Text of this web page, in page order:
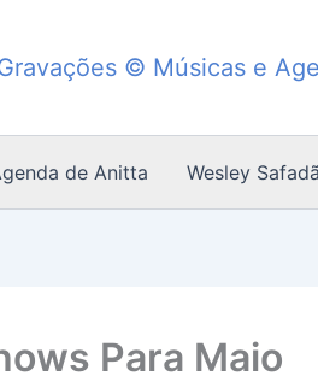
© Músicas e
de Anitta Wesley
Para Maio